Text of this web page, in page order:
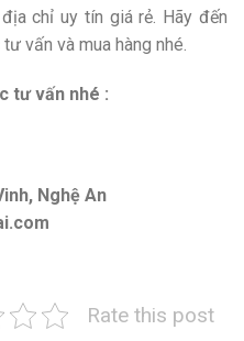
chỉ uy tín giá rẻ. Hãy đến
vấn và mua hàng nhé.
tư vấn nhé :
Nghệ An
Rate this post